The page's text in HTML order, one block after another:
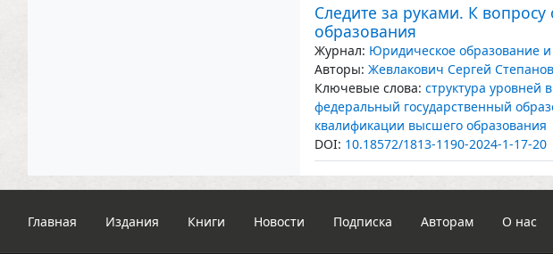
Следите за руками. К
образования
Журнал: Юридическое образование
Авторы: Жевлакович Сергей
Ключевые слова: структура уровней
федеральный государственный
квалификации высшего образования
DOI: 10.18572/1813-1190-2024-1-17-20
Главная Издания Книги Новости Подписка Авторам О нас